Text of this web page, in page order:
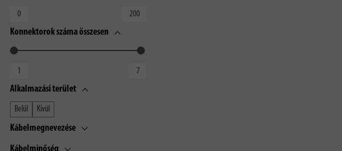
Konnektorok száma összesen
Alkalmazási terület
Belül Kívül
Kábelmegnevezése
Kábelminőség